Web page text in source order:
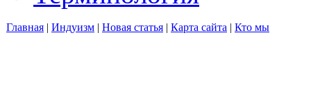
Главная | Индуизм | Новая статья | Карта сайта | Кто мы